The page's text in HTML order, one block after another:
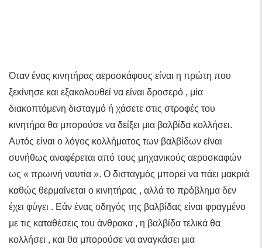
Όταν ένας κινητήρας αεροσκάφους είναι η πρώτη που
ξεκίνησε και εξακολουθεί να είναι δροσερό , μία
διακοπτόμενη δισταγμό ή χάσετε στις στροφές του
κινητήρα θα μπορούσε να δείξει μια βαλβίδα κολλήσει.
Αυτός είναι ο λόγος κολλήματος των βαλβίδων είναι
συνήθως αναφέρεται από τους μηχανικούς αεροσκαφών
ως « πρωινή ναυτία ». Ο δισταγμός μπορεί να πάει μακριά
καθώς θερμαίνεται ο κινητήρας , αλλά το πρόβλημα δεν
έχει φύγει . Εάν ένας οδηγός της βαλβίδας είναι φραγμένο
με τις καταθέσεις του άνθρακα , η βαλβίδα τελικά θα
κολλήσει , και θα μπορούσε να αναγκάσει μια